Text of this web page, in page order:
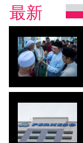
最新